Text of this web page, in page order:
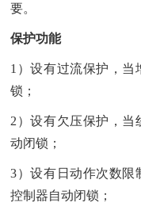
要。
保护功能
1）设有过流保护，当
锁；
2）设有欠压保护，当
动闭锁；
3）设有日动作次数限
控制器自动闭锁；